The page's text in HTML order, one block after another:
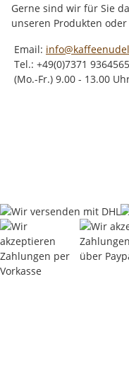
Gerne sind wir für Sie
unseren Produkten
Email:
Tel.: +49(0)7371 9364565
(Mo.-Fr.) 9.00 - 13.00